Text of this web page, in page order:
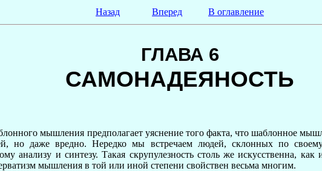
Назад Вперед В оглавление
ГЛАВА 6
САМОНАДЕЯНОСТЬ
мышления предполагает уяснение того факта, что шаблонное
но даже вредно. Нередко мы встречаем людей, склонных по
анализу и синтезу. Такая скрупулезность столь же искусственна,
мышления в той или иной степени свойствен весьма многим.